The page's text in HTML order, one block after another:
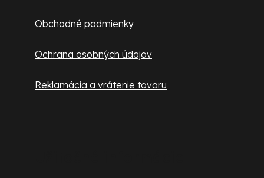
Obchodné podmienky
Ochrana osobných údajov
Reklamácia a vrátenie tovaru